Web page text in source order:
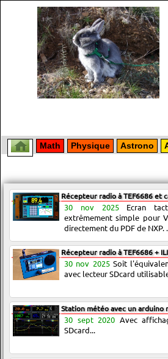
Math Physique Astrono
Récepteur radio à TEF6686 et
30 nov 2025Ecran
extrêmement simple pour
directement du PDF de NXP.
Récepteur radio à TEF6686 +
30 nov 2025Soit
avec lecteur SDcard
Station météo avec un arduino
30 sept 2020 Avec
SDcard...